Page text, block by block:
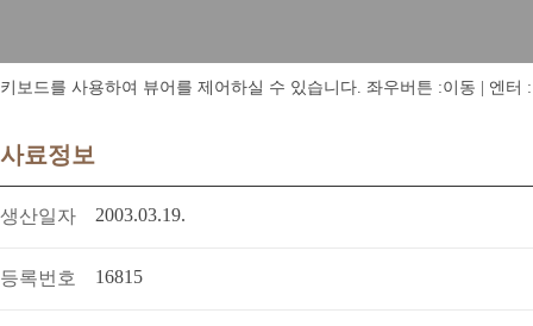
키보드를 사용하여 뷰어를 제어하실 수 있습니다. 좌우버튼 :이동 | 엔터
사료정보
생산일자 2003.03.19.
등록번호 16815